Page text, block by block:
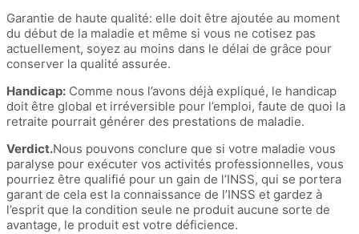
Garantie de haute qualité: elle doit être ajoutée au moment
du début de la maladie et même si vous ne cotisez pas
actuellement, soyez au moins dans le délai de grâce pour
conserver la qualité assurée.
Handicap: Comme nous l’avons déjà expliqué, le handicap
doit être global et irréversible pour l’emploi, faute de quoi la
retraite pourrait générer des prestations de maladie.
Verdict.Nous pouvons conclure que si votre maladie vous
paralyse pour exécuter vos activités professionnelles, vous
pourriez être qualifié pour un gain de l’INSS, qui se portera
garant de cela est la connaissance de l’INSS et gardez à
l’esprit que la condition seule ne produit aucune sorte de
avantage, le produit est votre déficience.